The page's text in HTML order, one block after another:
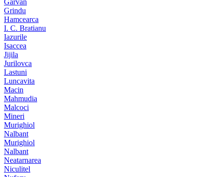
Grindu
Hamcearca
I. C. Bratianu
Iazurile
Isaccea
Jijila
Jurilovca
Lastuni
Luncavita
Macin
Mahmudia
Malcoci
Mineri
Murighiol
Nalbant
Murighiol
Nalbant
Neatarnarea
Niculitel